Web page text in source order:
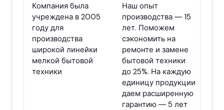
Компания была
учреждена в 2005
году для
производства
широкой линейки
мелкой бытовой
техники
Наш опыт
производства ― 15
лет. Поможем
сэкономить на
ремонте и замене
бытовой техники
до 25%. На каждую
единицу продукции
даем расширенную
гарантию ― 5 лет